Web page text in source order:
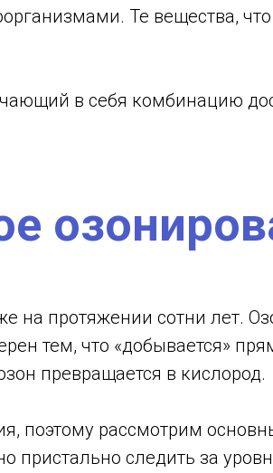
Те вещества, что
в себя комбинацию
на протяжении сотни лет.
тем, что «добывается»
превращается в кислород.
поэтому рассмотрим
пристально следить за